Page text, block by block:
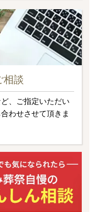
相談
、ご指定いただい
わせさせて頂きま